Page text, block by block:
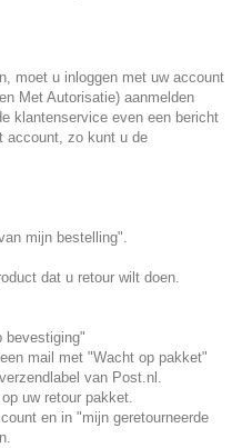
moet u inloggen met uw account
Met Autorisatie) aanmelden
klantenservice even een bericht
account, zo kunt u de
mijn bestelling".
dat u retour wilt doen.
bevestiging"
mail met "Wacht op pakket"
van Post.nl.
uw retour pakket.
en in "mijn geretourneerde